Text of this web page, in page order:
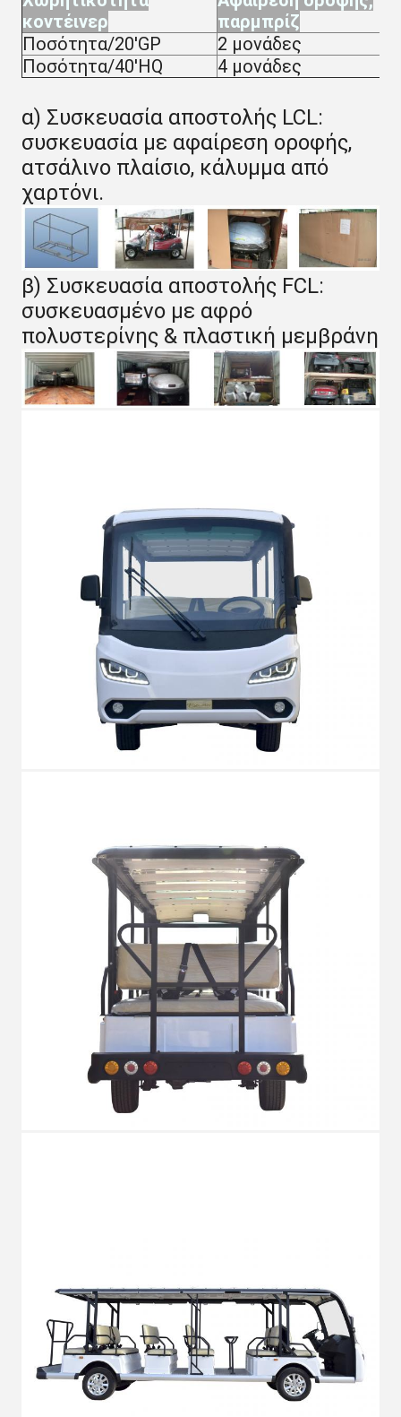
κοντέινερ
παρμπρίζ
Ποσότητα/20'GP
2 μονάδες
Ποσότητα/40'HQ
4 μονάδες
α) Συσκευασία αποστολής LCL:
συσκευασία με αφαίρεση οροφής,
ατσάλινο πλαίσιο, κάλυμμα από
χαρτόνι.
β) Συσκευασία αποστολής FCL:
συσκευασμένο με αφρό
πολυστερίνης & πλαστική μεμβράνη